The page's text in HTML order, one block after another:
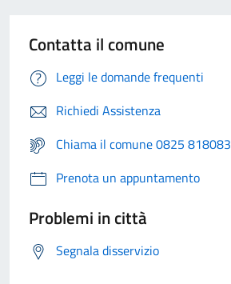
Contatta il comune
Leggi le domande frequenti
Richiedi Assistenza
Chiama il comune 0825 818083
Prenota un appuntamento
Problemi in città
Segnala disservizio